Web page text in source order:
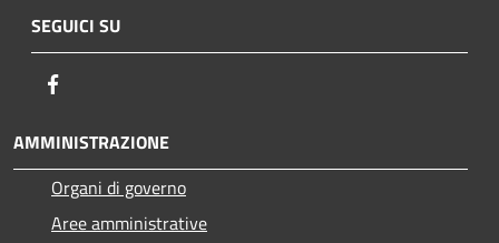
SEGUICI SU
AMMINISTRAZIONE
Organi di governo
Aree amministrative